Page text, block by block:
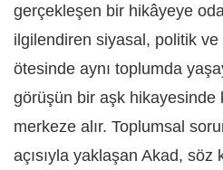
gerçekleşen bir hikâyeye
ilgilendiren siyasal, politik ve
ötesinde aynı toplumda
görüşün bir aşk hikayesinde
merkeze alır. Toplumsal
açısıyla yaklaşan Akad, söz